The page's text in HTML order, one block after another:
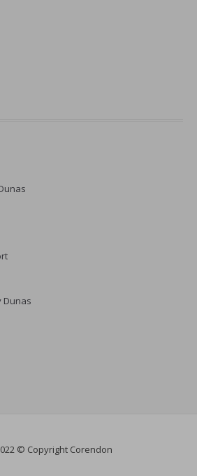
Dunas
© Copyright Corendon